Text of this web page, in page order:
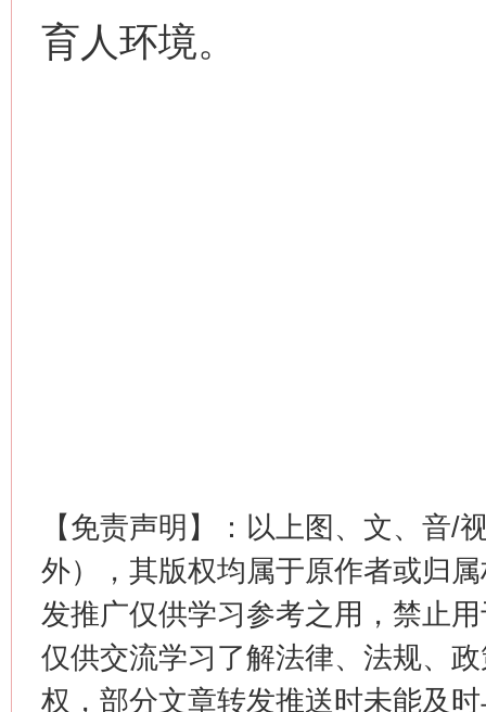
育人环境。
【免责声明】：以上图、文、音/
外），其版权均属于原作者或归
发推广仅供学习参考之用，禁止
仅供交流学习了解法律、法规、
权，部分文章转发推送时未能及